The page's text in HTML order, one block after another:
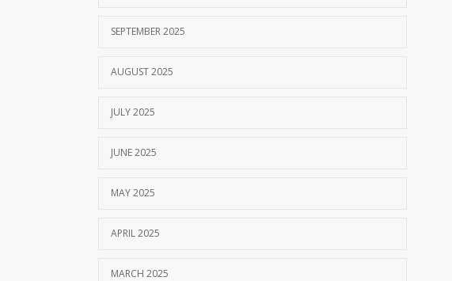
SEPTEMBER 2025
AUGUST 2025
JULY 2025
JUNE 2025
MAY 2025
APRIL 2025
MARCH 2025